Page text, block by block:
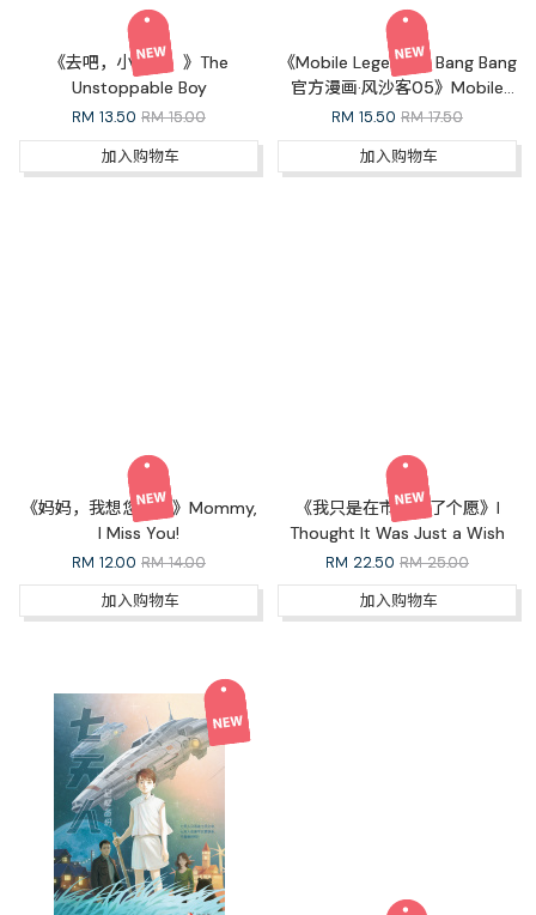
《去吧，小跑车！》The
Unstoppable Boy
RM 13.50 RM 15.00
加入购物车
《Mobile Legends：Bang Bang
官方漫画·风沙客05》Mobile
Legends: Bang Bang Official
Comic Outlaw 05
RM 15.50 RM 17.50
加入购物车
《妈妈，我想您了！》Mommy,
I Miss You!
RM 12.00 RM 14.00
加入购物车
《我只是在市集许了个愿》I
Thought It Was Just a Wish
RM 22.50 RM 25.00
加入购物车